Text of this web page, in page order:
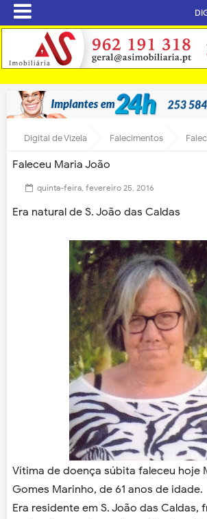
Digital de Vizela Falecimentos
Faleceu Maria João
quinta-feira, fevereiro 25, 2016
Era natural de S. João das Caldas
Vítima de doença súbita faleceu hoje
Gomes Marinho, de 61 anos de idade.
Era residente em S. João das Caldas,